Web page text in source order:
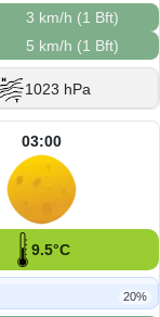
3 km/h (1 Bft)
5 km/h (1 Bft)
1023 hPa
03:00
9.5°C
20%